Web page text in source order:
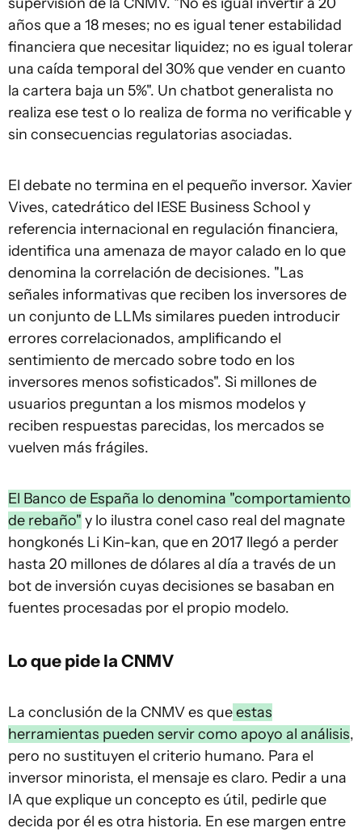
años que a 18 meses; no es igual tener estabilidad
financiera que necesitar liquidez; no es igual tolerar
una caída temporal del 30% que vender en cuanto
la cartera baja un 5%". Un chatbot generalista no
realiza ese test o lo realiza de forma no verificable y
sin consecuencias regulatorias asociadas.
El debate no termina en el pequeño inversor. Xavier
Vives, catedrático del IESE Business School y
referencia internacional en regulación financiera,
identifica una amenaza de mayor calado en lo que
denomina la correlación de decisiones. "Las
señales informativas que reciben los inversores de
un conjunto de LLMs similares pueden introducir
errores correlacionados, amplificando el
sentimiento de mercado sobre todo en los
inversores menos sofisticados". Si millones de
usuarios preguntan a los mismos modelos y
reciben respuestas parecidas, los mercados se
vuelven más frágiles.
El Banco de España lo denomina "comportamiento
de rebaño" y lo ilustra conel caso real del magnate
hongkonés Li Kin-kan, que en 2017 llegó a perder
hasta 20 millones de dólares al día a través de un
bot de inversión cuyas decisiones se basaban en
fuentes procesadas por el propio modelo.
Lo que pide la CNMV
La conclusión de la CNMV es queestas
herramientas pueden servir como apoyo al análisis,
pero no sustituyen el criterio humano. Para el
inversor minorista, el mensaje es claro. Pedir a una
IA que explique un concepto es útil, pedirle que
decida por él es otra historia. En ese margen entre